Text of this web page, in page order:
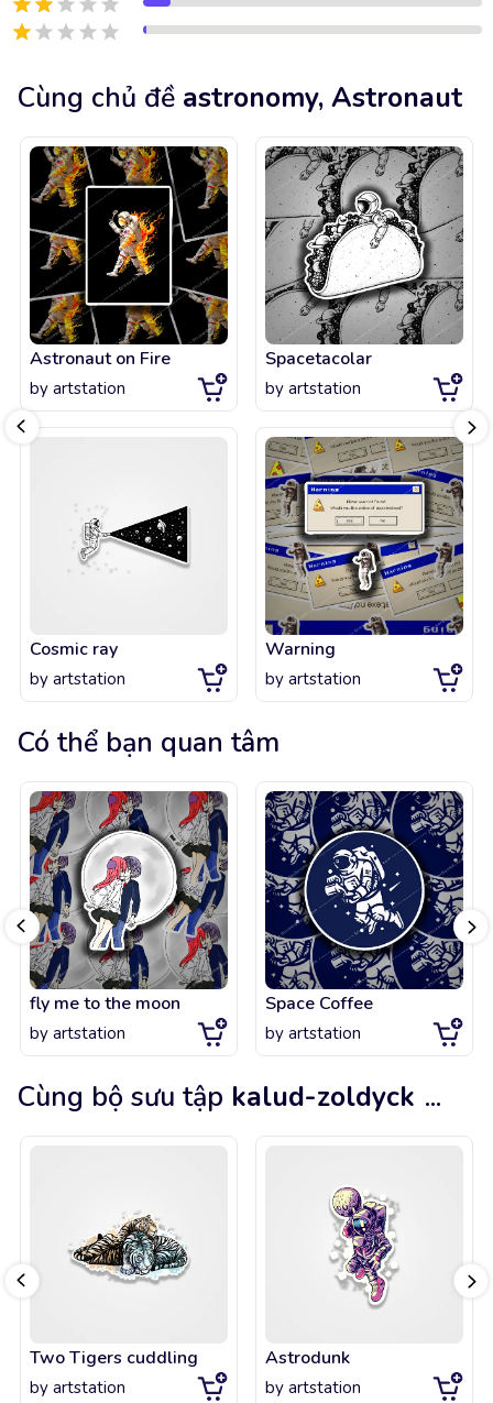
Cùng chủ đề astronomy, Astronaut
Astronaut on Fire
by artstation
Cosmic ray
by artstation
Spacetacolar
by artstation
Warning
by artstation
Có thể bạn quan tâm
fly me to the moon
by artstation
Space Coffee
by artstation
Cùng bộ sưu tập kalud-zoldyck ...
Two Tigers cuddling
by artstation
Astrodunk
by artstation